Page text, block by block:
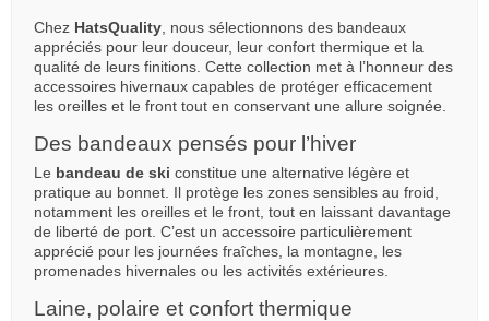
Chez HatsQuality , nous sélectionnons des bandeaux
appréciés pour leur douceur, leur confort thermique et la
qualité de leurs finitions. Cette collection met à l’honneur des
accessoires hivernaux capables de protéger efficacement
les oreilles et le front tout en conservant une allure soignée.
Des bandeaux pensés pour l’hiver
Le bandeau de ski constitue une alternative légère et
pratique au bonnet. Il protège les zones sensibles au froid,
notamment les oreilles et le front, tout en laissant davantage
de liberté de port. C’est un accessoire particulièrement
apprécié pour les journées fraîches, la montagne, les
promenades hivernales ou les activités extérieures.
Laine, polaire et confort thermique